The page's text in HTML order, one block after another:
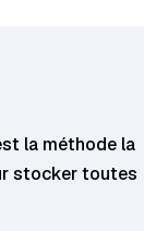
la méthode la
stocker toutes